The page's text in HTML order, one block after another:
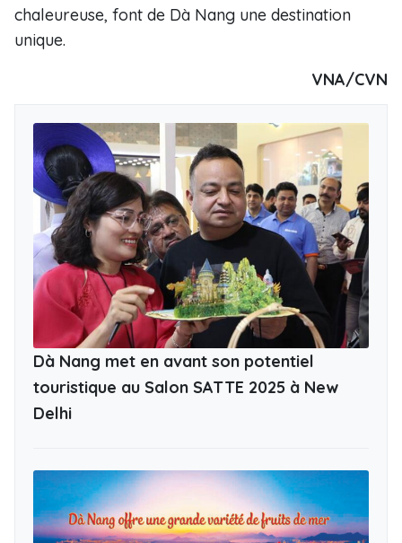
chaleureuse, font de Dà Nang une destination
unique.
VNA/CVN
Dà Nang met en avant son potentiel
touristique au Salon SATTE 2025 à New
Delhi